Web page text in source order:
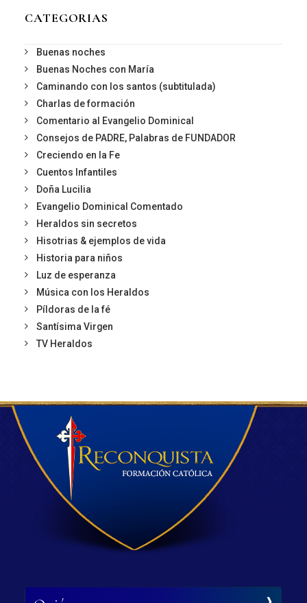
CATEGORIAS
Buenas noches
Buenas Noches con María
Caminando con los santos (subtitulada)
Charlas de formación
Comentario al Evangelio Dominical
Consejos de PADRE, Palabras de FUNDADOR
Creciendo en la Fe
Cuentos Infantiles
Doña Lucilia
Evangelio Dominical Comentado
Heraldos sin secretos
Hisotrias & ejemplos de vida
Historia para niños
Luz de esperanza
Música con los Heraldos
Píldoras de la fé
Santísima Virgen
TV Heraldos